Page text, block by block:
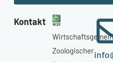
Kontakt
Zoologischer